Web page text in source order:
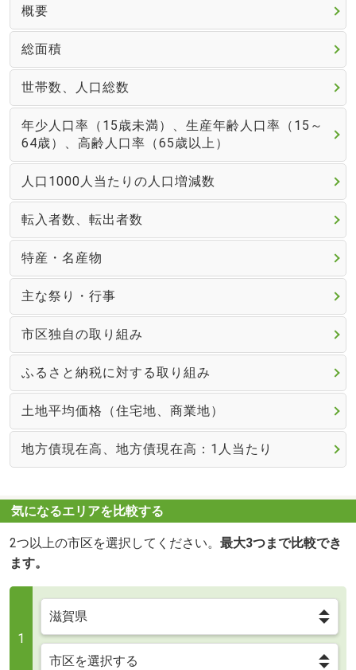
概要
総面積
世帯数、人口総数
年少人口率（15歳未満）、生産年齢人口率（15～
64歳）、高齢人口率（65歳以上）
人口1000人当たりの人口増減数
転入者数、転出者数
特産・名産物
主な祭り・行事
市区独自の取り組み
ふるさと納税に対する取り組み
土地平均価格（住宅地、商業地）
地方債現在高、地方債現在高：1人当たり
気になるエリアを比較する
2つ以上の市区を選択してください。 最大3つまで比較でき
ます。
1